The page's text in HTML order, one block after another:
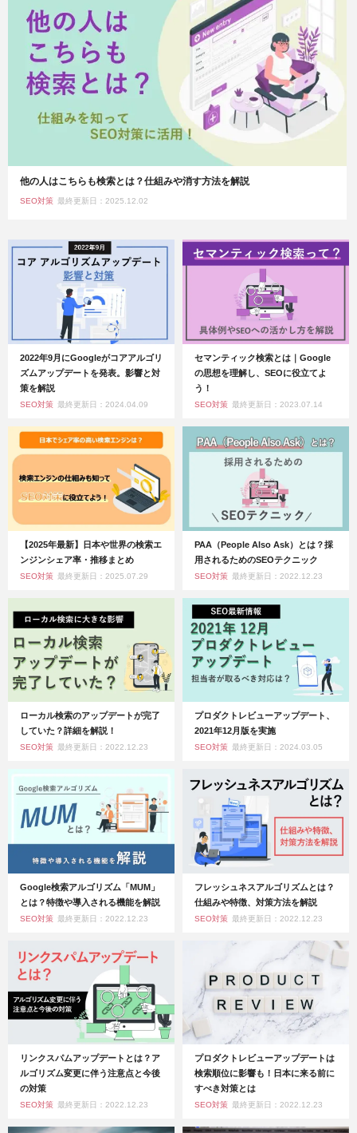
他の人はこちらも検索とは？仕組みや消す方法を解説
SEO対策 最終更新日：2025.12.02
2022年9月にGoogleがコアアルゴリ
ズムアップデートを発表。影響と対
策を解説
SEO対策 最終更新日：2024.04.09
セマンティック検索とは｜Google
の思想を理解し、SEOに役立てよ
う！
SEO対策 最終更新日：2023.07.14
【2025年最新】日本や世界の検索エ
ンジンシェア率・推移まとめ
SEO対策 最終更新日：2025.07.29
PAA（People Also Ask）とは？採
用されるためのSEOテクニック
SEO対策 最終更新日：2022.12.23
ローカル検索のアップデートが完了
していた？詳細を解説！
SEO対策 最終更新日：2022.12.23
プロダクトレビューアップデート、
2021年12月版を実施
SEO対策 最終更新日：2024.03.05
Google検索アルゴリズム「MUM」
とは？特徴や導入される機能を解説
SEO対策 最終更新日：2022.12.23
フレッシュネスアルゴリズムとは？
仕組みや特徴、対策方法を解説
SEO対策 最終更新日：2022.12.23
リンクスパムアップデートとは？ア
ルゴリズム変更に伴う注意点と今後
の対策
SEO対策 最終更新日：2022.12.23
プロダクトレビューアップデートは
検索順位に影響も！日本に来る前に
すべき対策とは
SEO対策 最終更新日：2022.12.23